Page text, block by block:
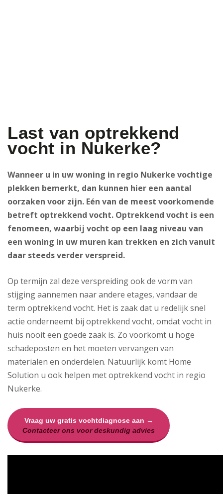
Last van optrekkend
vocht in Nukerke?
Wanneer u in uw woning in regio Nukerke vochtige
plekken bemerkt, dan kunnen hier een aantal
oorzaken voor zijn. Eén van de meest voorkomende
betreft optrekkend vocht. Optrekkend vocht is een
fenomeen, waarbij vocht op een laag niveau van
een woning in uw muren kan trekken en zich vanuit
daar steeds verder verspreid.
Op termijn zal deze verspreiding ook de vorm van
stijging aannemen naar andere etages, vandaar de
term optrekkend vocht. Het is zaak dat u redelijk snel
actie onderneemt bij optrekkend vocht, omdat vocht in
huis nooit een goede zaak is. Zo voorkomt u hoge
schadeposten en het moeten vervangen van
materialen en onderdelen. Natuurlijk komt Home
Solution u ook helpen met optrekkend vocht in regio
Nukerke.
Vraag uw gratis vochtdiagnose aan →
Contacteer ons voor deskundig advies